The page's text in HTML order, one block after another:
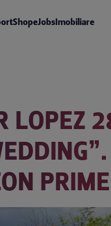
ShopeJobsImobiliare
LOPEZ